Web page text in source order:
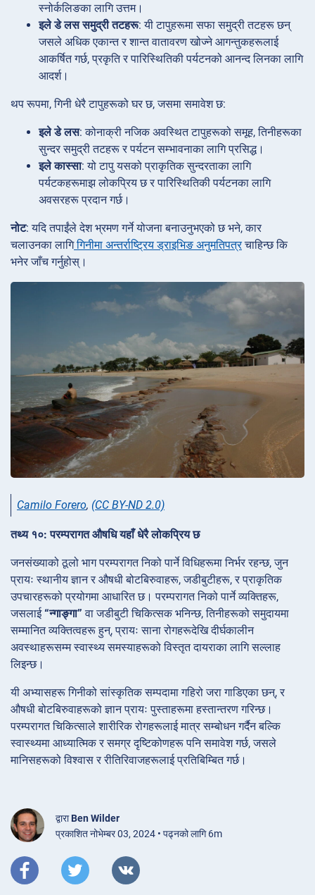
स्नोर्कलिङका लागि उत्तम।
इले डे लस समुद्री तटहरू: यी टापुहरूमा सफा समुद्री तटहरू छन्
जसले अधिक एकान्त र शान्त वातावरण खोज्ने आगन्तुकहरूलाई
आकर्षित गर्छ, प्रकृति र पारिस्थितिकी पर्यटनको आनन्द लिनका लागि
आदर्श।
थप रूपमा, गिनी धेरै टापुहरूको घर छ, जसमा समावेश छ:
इले डे लस: कोनाक्री नजिक अवस्थित टापुहरूको समूह, तिनीहरूका
सुन्दर समुद्री तटहरू र पर्यटन सम्भावनाका लागि प्रसिद्ध।
इले कास्सा: यो टापु यसको प्राकृतिक सुन्दरताका लागि
पर्यटकहरूमाझ लोकप्रिय छ र पारिस्थितिकी पर्यटनका लागि
अवसरहरू प्रदान गर्छ।
नोट: यदि तपाईंले देश भ्रमण गर्ने योजना बनाउनुभएको छ भने, कार
चलाउनका लागिगिनीमा अन्तर्राष्ट्रिय ड्राइभिङ अनुमतिपत्रचाहिन्छ कि
भनेर जाँच गर्नुहोस्।
Camilo Forero, (CC BY-ND 2.0)
तथ्य १०: परम्परागत औषधि यहाँ धेरै लोकप्रिय छ
जनसंख्याको ठूलो भाग परम्परागत निको पार्ने विधिहरूमा निर्भर रहन्छ, जुन
प्रायः स्थानीय ज्ञान र औषधी बोटबिरुवाहरू, जडीबुटीहरू, र प्राकृतिक
उपचारहरूको प्रयोगमा आधारित छ। परम्परागत निको पार्ने व्यक्तिहरू,
जसलाई“न्गाङ्गा” वा जडीबुटी चिकित्सक भनिन्छ, तिनीहरूको समुदायमा
सम्मानित व्यक्तित्वहरू हुन्, प्रायः साना रोगहरूदेखि दीर्घकालीन
अवस्थाहरूसम्म स्वास्थ्य समस्याहरूको विस्तृत दायराका लागि सल्लाह
लिइन्छ।
यी अभ्यासहरू गिनीको सांस्कृतिक सम्पदामा गहिरो जरा गाडिएका छन्, र
औषधी बोटबिरुवाहरूको ज्ञान प्रायः पुस्ताहरूमा हस्तान्तरण गरिन्छ।
परम्परागत चिकित्साले शारीरिक रोगहरूलाई मात्र सम्बोधन गर्दैन बल्कि
स्वास्थ्यमा आध्यात्मिक र समग्र दृष्टिकोणहरू पनि समावेश गर्छ, जसले
मानिसहरूको विश्वास र रीतिरिवाजहरूलाई प्रतिबिम्बित गर्छ।
द्वाराBen Wilder
प्रकाशित नोभेम्बर 03, 2024 • पढ्नको लागि 6m